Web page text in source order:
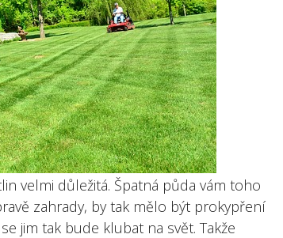
velmi důležitá. Špatná půda vám toho
zahrady, by tak mělo být prokypření
jim tak bude klubat na svět. Takže